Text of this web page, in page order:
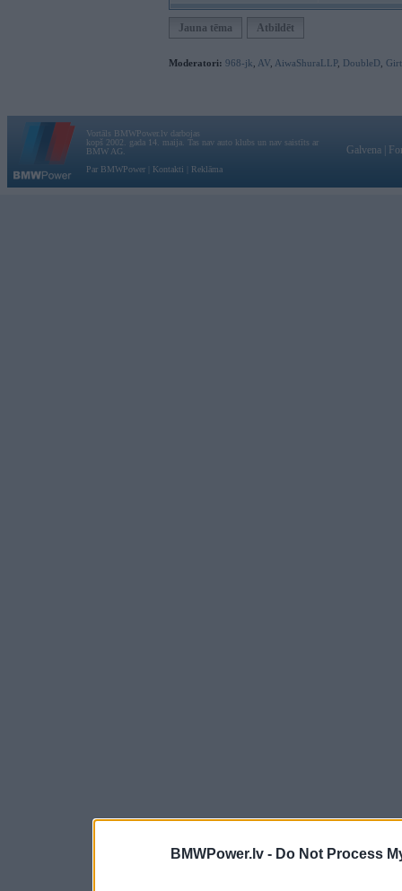
BMWPower.lv - Do Not Process
Jauna tēma Atbildēt
Moderatori: 968-jk AV AiwaShuraLLP, DoubleD
Vortāls BMWPower.lv darbojas
kopš 2002. gada 14. maija. Tas nav auto klubs un nav saistīts ar
BMW AG.
Par BMWPower
Kontakti Reklāma
Galvena